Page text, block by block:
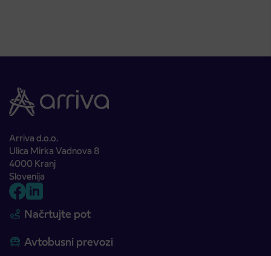
Arriva d.o.o.
Ulica Mirka Vadnova 8
4000 Kranj
Slovenija
Načrtujte pot
Avtobusni prevozi